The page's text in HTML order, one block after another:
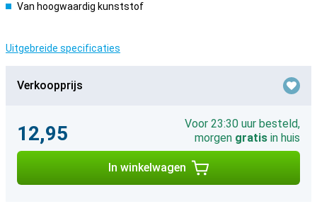
Van hoogwaardig kunststof
Uitgebreide specificaties
Verkoopprijs
12,95
Voor 23:30 uur besteld,
morgen gratis in huis
In winkelwagen